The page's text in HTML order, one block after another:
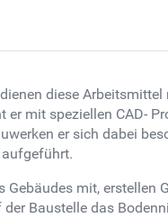
diese
mit speziellen CAD-
er sich dabei
mit, erstellen
Baustelle das